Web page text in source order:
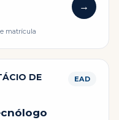
→
matrícula
DE
EAD